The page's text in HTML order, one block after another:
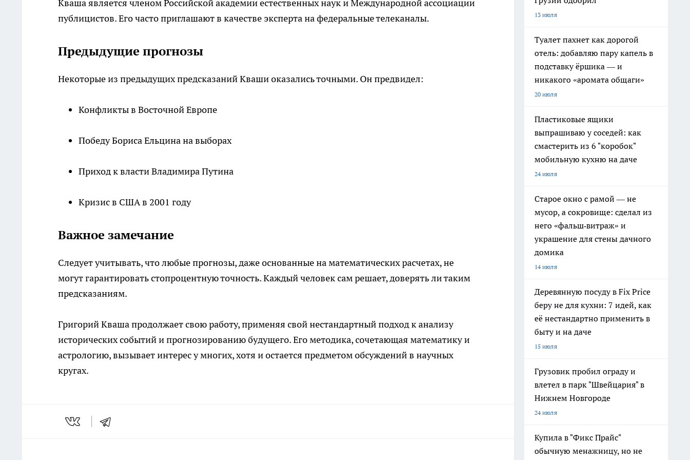
Кваша является членом Российской академии естественных наук и Международной ассоциации
публицистов. Его часто приглашают в качестве эксперта на федеральные телеканалы.
Предыдущие прогнозы
Некоторые из предыдущих предсказаний Кваши оказались точными. Он предвидел:
Конфликты в Восточной Европе
Победу Бориса Ельцина на выборах
Приход к власти Владимира Путина
Кризис в США в 2001 году
Важное замечание
Следует учитывать, что любые прогнозы, даже основанные на математических расчетах, не
могут гарантировать стопроцентную точность. Каждый человек сам решает, доверять ли таким
предсказаниям.
Григорий Кваша продолжает свою работу, применяя свой нестандартный подход к анализу
исторических событий и прогнозированию будущего. Его методика, сочетающая математику и
астрологию, вызывает интерес у многих, хотя и остается предметом обсуждений в научных
кругах.
13 июля
Туалет пахнет как дорогой
отель: добавляю пару капель в
подставку ёршика — и
никакого «аромата общаги»
20 июля
Пластиковые ящики
выпрашиваю у соседей: как
смастерить из 6 "коробок"
мобильную кухню на даче
24 июля
Старое окно с рамой — не
мусор, а сокровище: сделал из
него «фальш‑витраж» и
украшение для стены дачного
домика
14 июля
Деревянную посуду в Fix Price
беру не для кухни: 7 идей, как
её нестандартно применить в
быту и на даче
15 июля
Грузовик пробил ограду и
влетел в парк "Швейцария" в
Нижнем Новгороде
24 июля
Купила в "Фикс Прайс"
обычную менажницу, но не